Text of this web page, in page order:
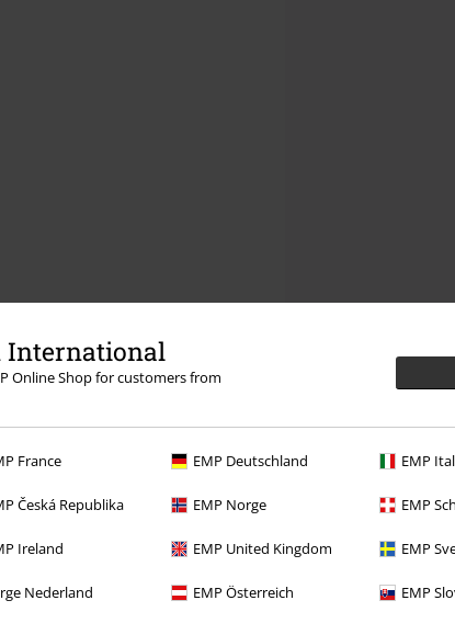
International
Online Shop for customers from
France EMP Deutschland EMP
Česká Republika EMP Norge EMP
Ireland EMP United Kingdom EMP
Nederland EMP Österreich EMP